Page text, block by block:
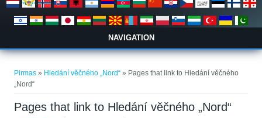
NAVIGATION
Pirmas » Hledání věčného „Nord“ » Pages that link to Hledání věčného
„Nord“
Pages that link to Hledání věčného „Nord“